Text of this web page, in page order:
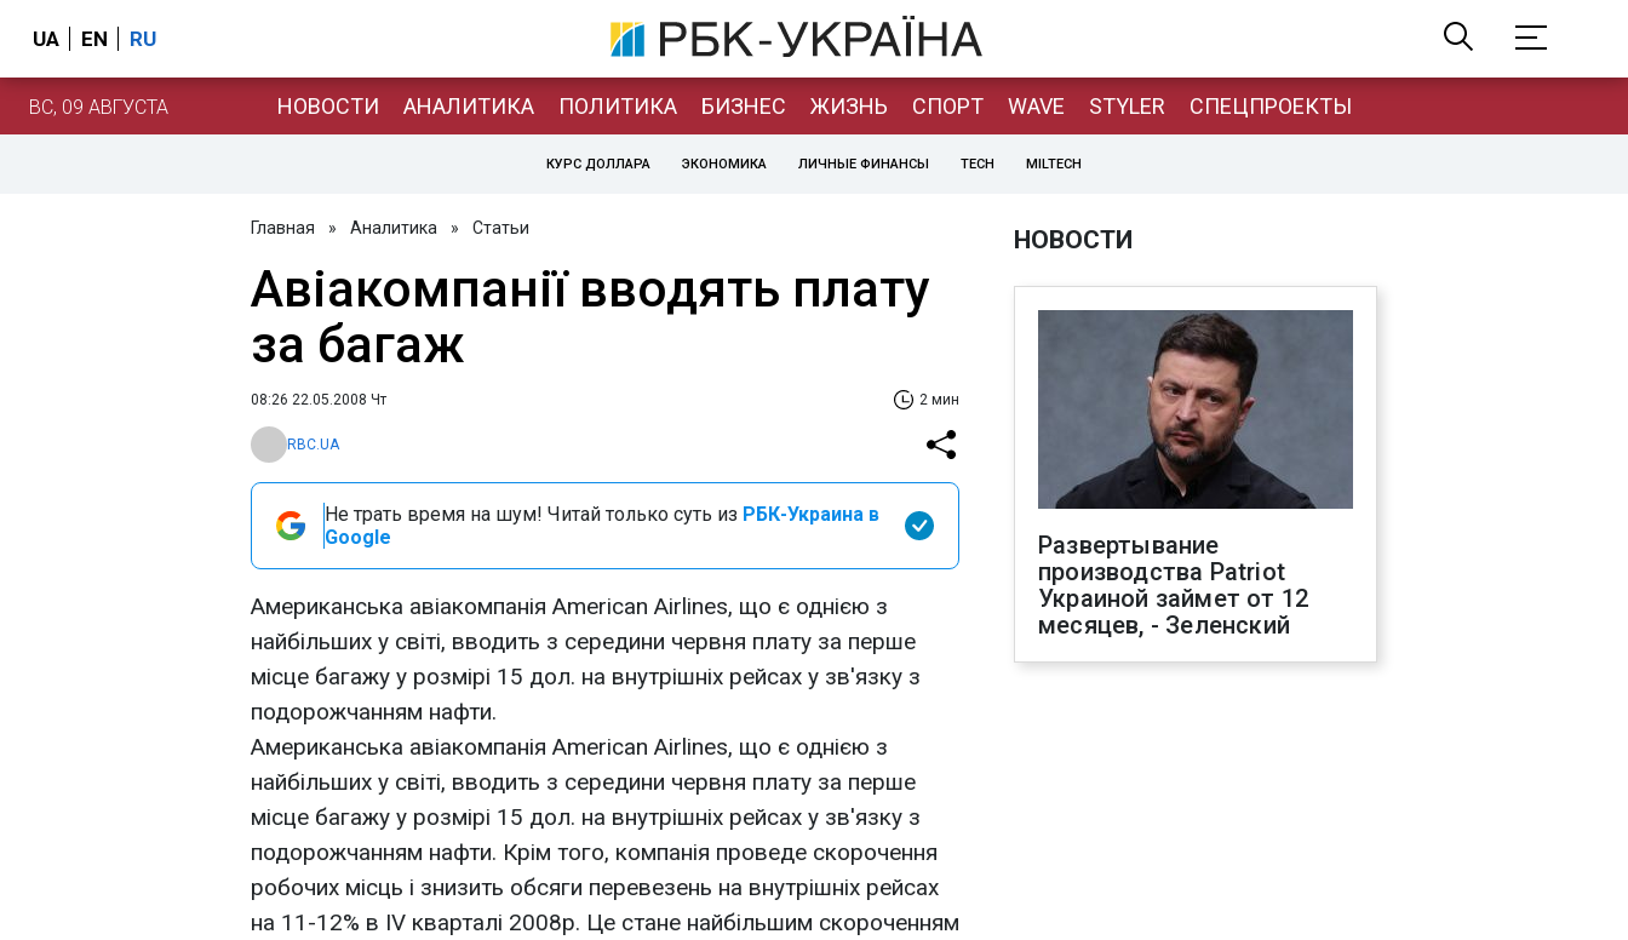
UA EN RU
ВС, 09 АВГУСТА НОВОСТИ АНАЛИТИКА ПОЛИТИКА БИЗНЕС ЖИЗНЬ СПОРТ WAVE STYLER СПЕЦПРОЕКТЫ
КУРС ДОЛЛАРА ЭКОНОМИКА ЛИЧНЫЕ ФИНАНСЫ TECH MILTECH
Главная » Аналитика » Статьи
Авіакомпанії вводять плату
за багаж
08:26 22.05.2008 Чт 2 мин
RBC.UA
Не трать время на шум! Читай только суть из РБК-Украина в
Google
Американська авіакомпанія American Airlines, що є однією з
найбільших у світі, вводить з середини червня плату за перше
місце багажу у розмірі 15 дол. на внутрішніх рейсах у зв'язку з
подорожчанням нафти.
Американська авіакомпанія American Airlines, що є однією з
найбільших у світі, вводить з середини червня плату за перше
місце багажу у розмірі 15 дол. на внутрішніх рейсах у зв'язку з
подорожчанням нафти. Крім того, компанія проведе скорочення
робочих місць і знизить обсяги перевезень на внутрішніх рейсах
на 11-12% в IV кварталі 2008р. Це стане найбільшим скороченням
НОВОСТИ
Развертывание
производства Patriot
Украиной займет от 12
месяцев, - Зеленский